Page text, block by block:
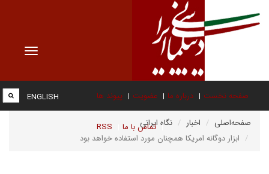
Toggle
صفحه نخست درباره ما عضویت پیوند ها
تماس با ما RSS
ENGLISH
صفحه‌اصلی اخبار
نگاه ایرانی
ابزار دوگانه امریکا همچنان مورد استفاده خواهد بود